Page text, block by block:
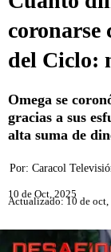
coronarse
del Ciclo:
Omega se
gracias a sus
alta suma de
Por: Caracol
10 de Oct, 2025
Actualizado: 10 de oct,